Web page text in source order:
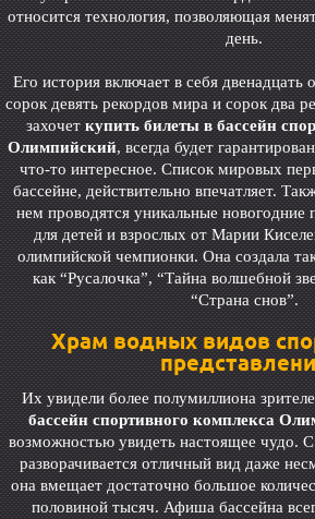
относится технология, позволяющая
день.
Его история включает в себя двенадцать
сорок девять рекордов мира и сорок два
захочеткупить билеты в бассейн
Олимпийский, всегда будет
что-то интересное. Список мировых
бассейне, действительно впечатляет.
нем проводятся уникальные новогодние
для детей и взрослых от Марии
олимпийской чемпионки. Она создала
как “Русалочка”, “Тайна волшебной
“Страна снов”.
Храм водных видов
Их увидели более полумиллиона
бассейн спортивного комплекса
возможностью увидеть настоящее чудо.
разворачивается отличный вид даже
она вмещает достаточно большое
половиной тысяч. Афиша бассейна